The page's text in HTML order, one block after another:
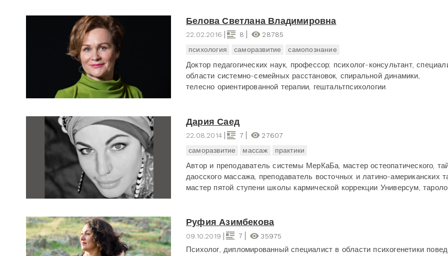
Белова Светлана Владимировна
22.02.2016 8
28785
психология
саморазвитие самопознание
Доктор педагогических наук, профессор; психолог-консультант,
области системно-семейных расстановок, спиральной динамики,
телесно ориентированной терапии, гештальтпсихологии.
Дария Саед
22.08.2014 7
27607
саморазвитие
массаж практики
Автор и преподаватель системы МерКаБа, мастер остеопатического,
даосского массажа, преподаватель восточных и латино-американских
мастер пятой ступени школы кармической коррекции Универсум,
Руфия Азимбекова
09.10.2019 7 35975
Психолог, дипломированный специалист в области психогенетики